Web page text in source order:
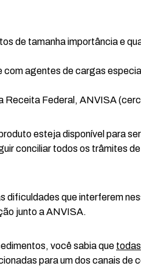
de tamanha importância e
agentes de cargas
Federal, ANVISA
esteja disponível para
conciliar todos os trâmites
dificuldades que interferem
junto a ANVISA.
você sabia que todas
para um dos canais de